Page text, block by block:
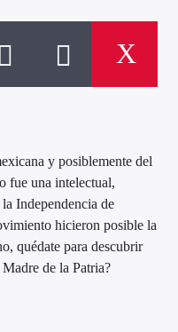
y posiblemente del
fue una intelectual,
Independencia de
hicieron posible la
quédate para descubrir
de la Patria?